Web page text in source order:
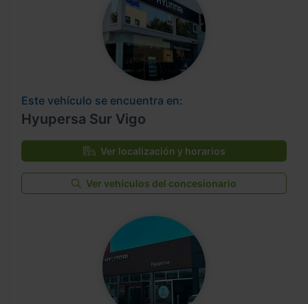
Este vehículo se encuentra en:
Hyupersa Sur Vigo
Ver localización y horarios
Ver vehículos del concesionario